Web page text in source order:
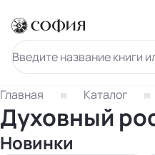
Главная Каталог
Духовный
Новинки